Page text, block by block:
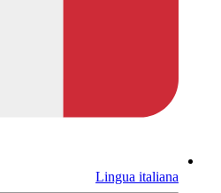
Lingua italiana